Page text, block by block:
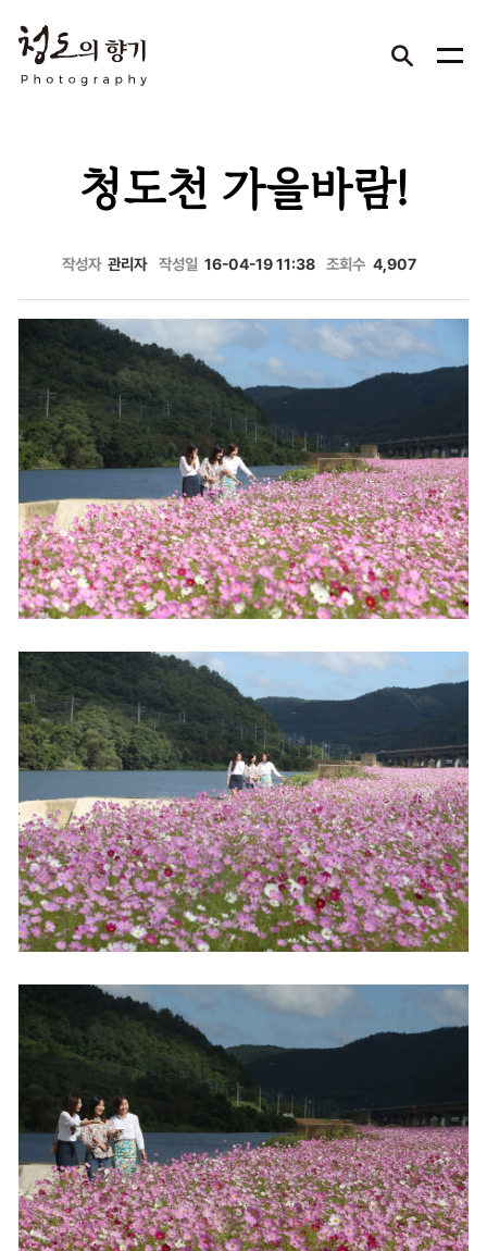
청도천 가을바람!
작성자 관리자 작성일 16-04-19 11:38 조회수 4,907